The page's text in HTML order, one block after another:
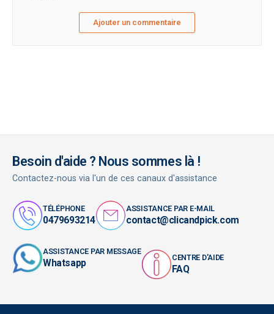
Ajouter un commentaire
Besoin d'aide ? Nous sommes là !
Contactez-nous via l'un de ces canaux d'assistance
TÉLÉPHONE
0479693214
ASSISTANCE PAR E-MAIL
contact@clicandpick.com
ASSISTANCE PAR MESSAGE
Whatsapp CENTRE D'AIDE
FAQ